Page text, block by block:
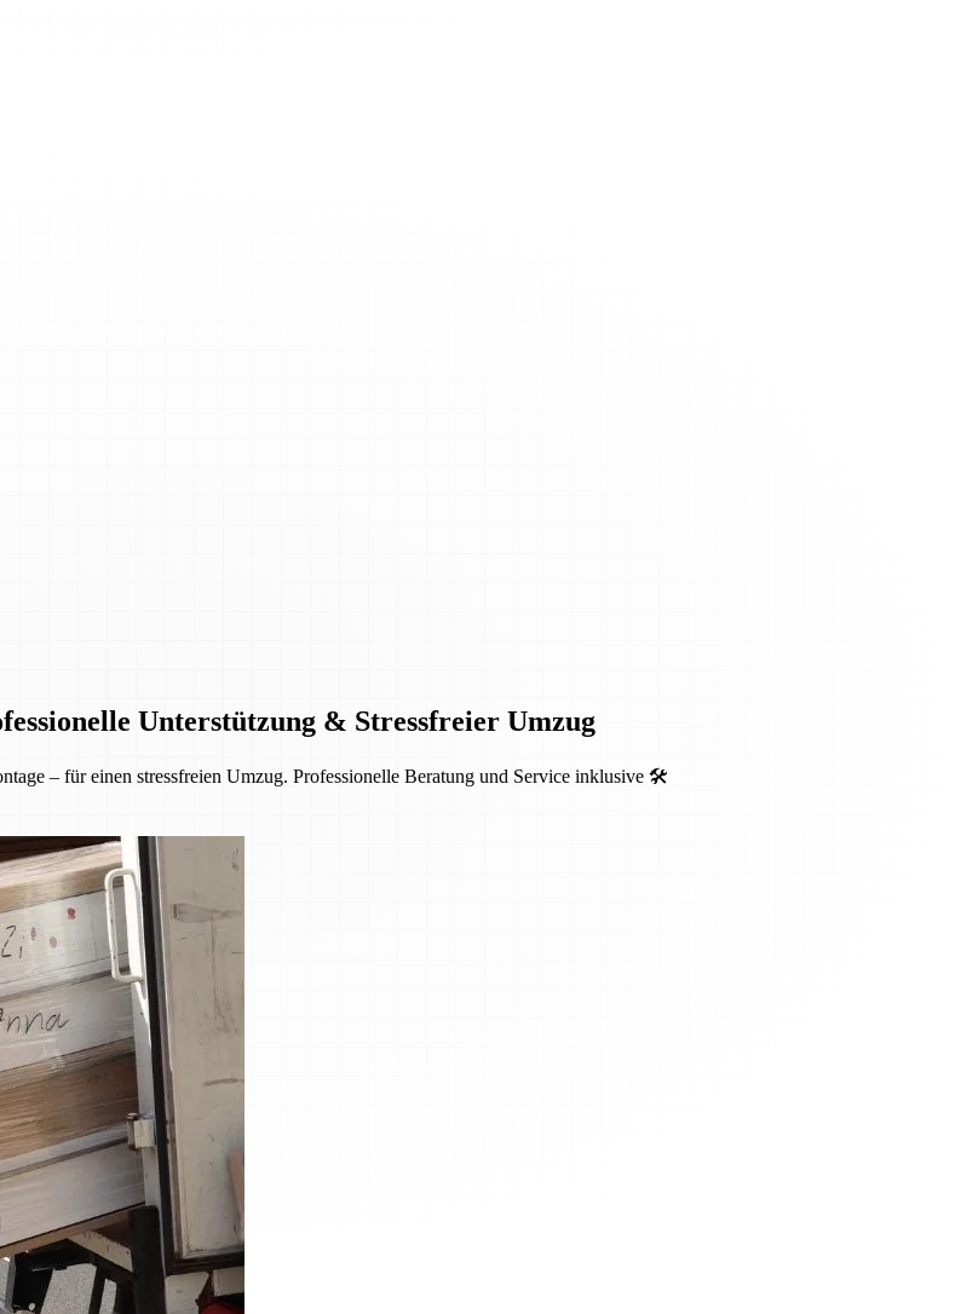
Unterstützung & Stressfreier Umzug
– für einen stressfreien Umzug. Professionelle Beratung und Service inklusive 🛠️